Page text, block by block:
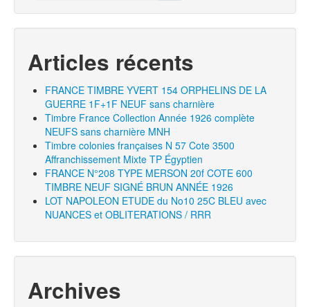
Articles récents
FRANCE TIMBRE YVERT 154 ORPHELINS DE LA
GUERRE 1F+1F NEUF sans charnière
Timbre France Collection Année 1926 complète
NEUFS sans charnière MNH
Timbre colonies françaises N 57 Cote 3500
Affranchissement Mixte TP Égyptien
FRANCE N°208 TYPE MERSON 20f COTE 600
TIMBRE NEUF SIGNÉ BRUN ANNÉE 1926
LOT NAPOLEON ETUDE du No10 25C BLEU avec
NUANCES et OBLITERATIONS / RRR
Archives